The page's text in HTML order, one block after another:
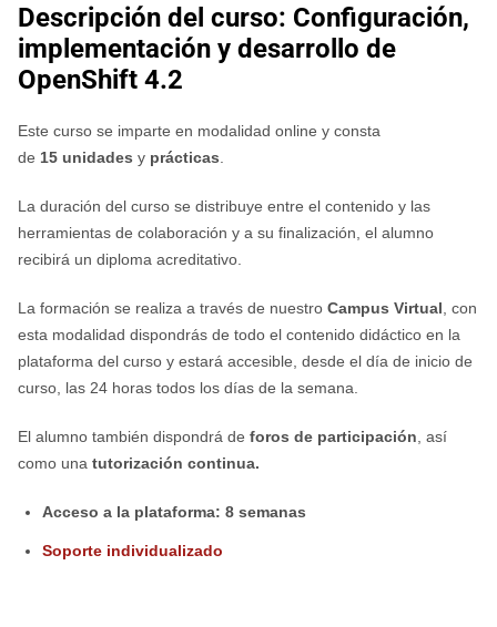
Descripción del curso: Configuración,
implementación y desarrollo de
OpenShift 4.2
Este curso se imparte en modalidad online y consta
de 15 unidades y prácticas
La duración del curso se distribuye entre el contenido y las
herramientas de colaboración y a su finalización, el alumno
recibirá un diploma acreditativo.
La formación se realiza a través de nuestro Campus Virtual , con
esta modalidad dispondrás de todo el contenido didáctico en la
plataforma del curso y estará accesible, desde el día de inicio de
curso, las 24 horas todos los días de la semana.
El alumno también dispondrá de foros de participación , así
como una tutorización continua.
Acceso a la plataforma: 8 semanas
Soporte individualizado